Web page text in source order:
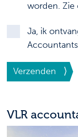
worden. Zie
Ja, ik
Accountants
Verzenden
VLR